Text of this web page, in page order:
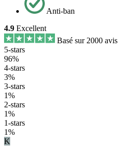
Anti-ban
4.9 Excellent
Basé sur 2000 avis
5-stars
96%
4-stars
3%
3-stars
1%
2-stars
1%
1-stars
1%
K